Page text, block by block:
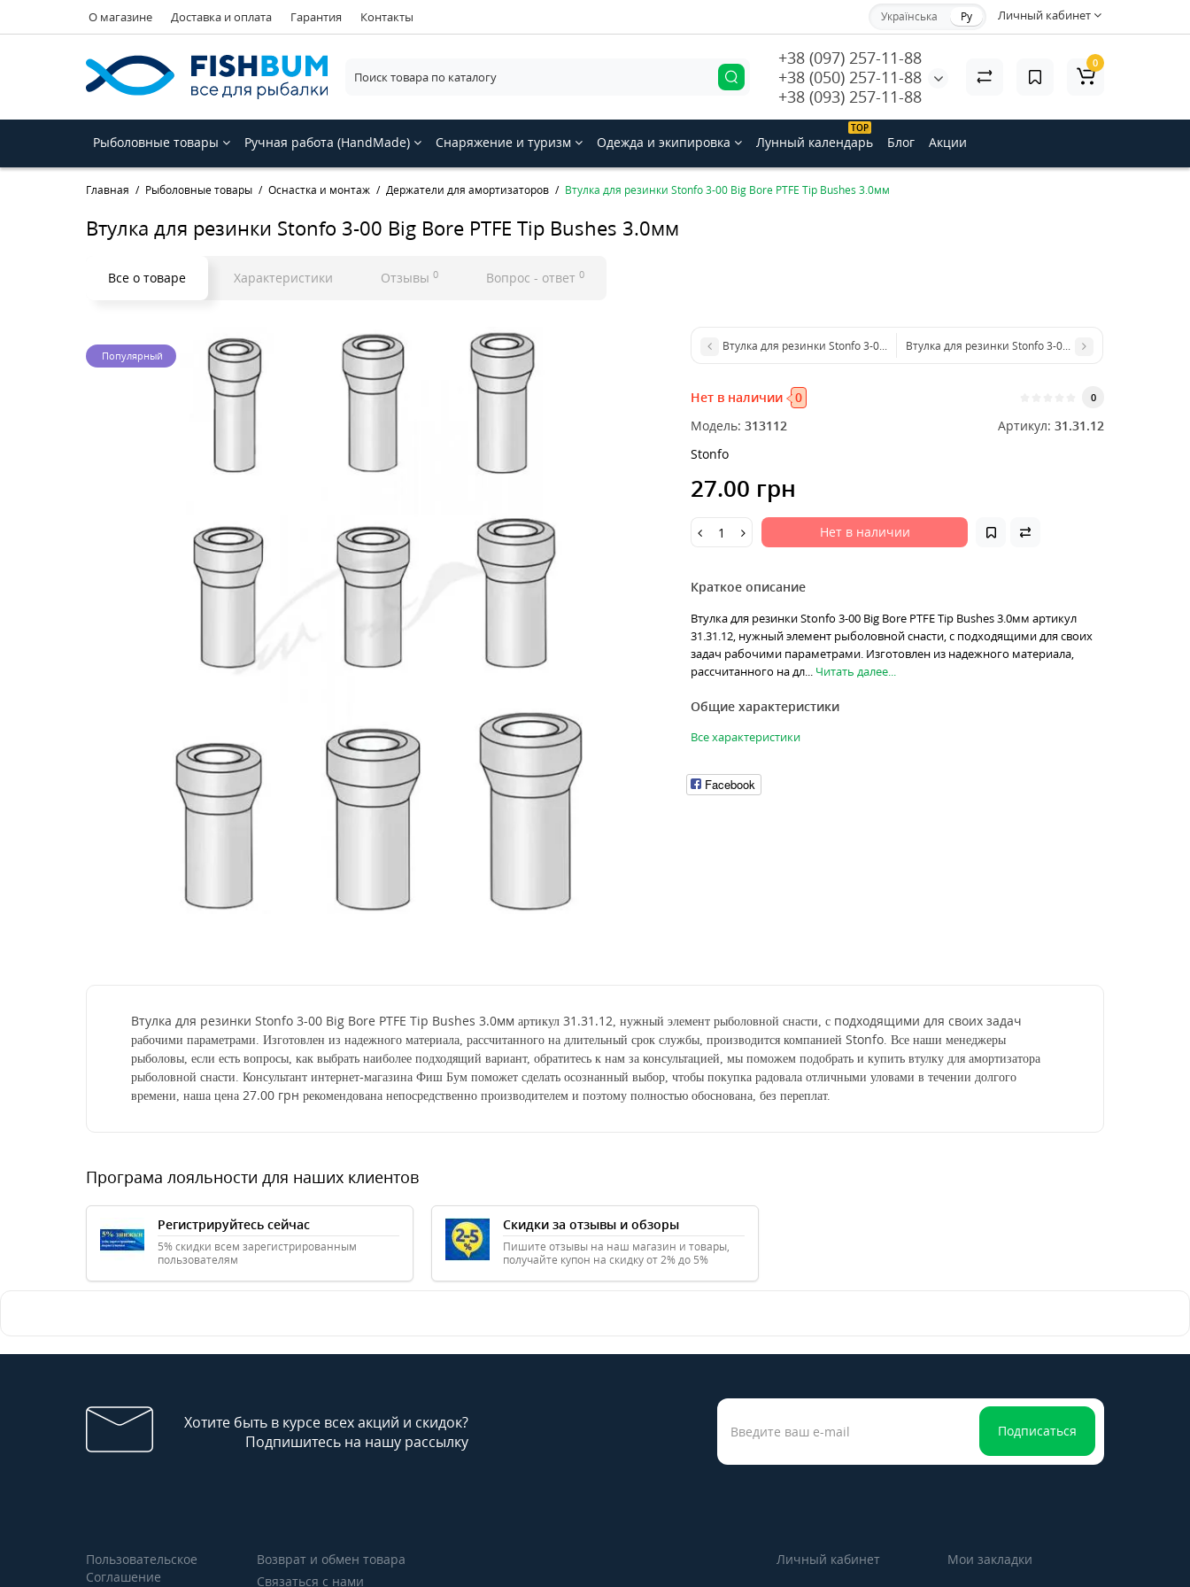
О магазине Доставка и оплата Гарантия Контакты Личный кабинет
Українська Ру
+38 (097) 257-11-88
+38 (050) 257-11-88
+38 (093) 257-11-88
0
Рыболовные товары Ручная работа (HandMade) Снаряжение и туризм Одежда и экипировка
ТОP
Лунный календарь Блог Акции
Главная Рыболовные товары Оснастка и монтаж Держатели для амортизаторов Втулка для резинки Stonfo 3-00 Big Bore PTFE Tip Bushes 3.0мм
Втулка для резинки Stonfo 3-00 Big Bore PTFE Tip Bushes 3.0мм
Все о товаре Характеристики Отзывы 0 Вопрос - ответ 0
Популярный
Втулка для резинки Stonfo 3-00 Big Bore PTFE Tip Bushes 2.2мм
Втулка для резинки Stonfo 3-00 Big Bore PTFE Tip
Нет в наличии 0 0
Модель: 313112 Артикул: 31.31.12
Stonfo
27.00 грн
Нет в наличии
Краткое описание
Втулка для резинки Stonfo 3-00 Big Bore PTFE Tip Bushes 3.0мм артикул
31.31.12, нужный элемент рыболовной снасти, с подходящими для своих
задач рабочими параметрами. Изготовлен из надежного материала,
рассчитанного на дл... Читать далее...
Общие характеристики
Все характеристики
Facebook
Втулка для резинки Stonfo 3-00 Big Bore PTFE Tip Bushes 3.0мм артикул 31.31.12, нужный элемент рыболовной снасти, с подходящими для своих задач
рабочими параметрами. Изготовлен из надежного материала, рассчитанного на длительный срок службы, производится компанией Stonfo. Все наши менеджеры
рыболовы, если есть вопросы, как выбрать наиболее подходящий вариант, обратитесь к нам за консультацией, мы поможем подобрать и купить втулку для амортизатора
рыболовной снасти. Консультант интернет-магазина Фиш Бум поможет сделать осознанный выбор, чтобы покупка радовала отличными уловами в течении долгого
времени, наша цена 27.00 грн рекомендована непосредственно производителем и поэтому полностью обоснована, без переплат.
Програма лояльности для наших клиентов
Регистрируйтесь сейчас
5% скидки всем зарегистрированным
пользователям
Скидки за отзывы и обзоры
Пишите отзывы на наш магазин и товары,
получайте купон на скидку от 2% до 5%
Хотите быть в курсе всех акций и скидок?
Подпишитесь на нашу рассылку
Подписаться
Пользовательское
Соглашение
Возврат и обмен товара
Связаться с нами
Личный кабинет Мои закладки